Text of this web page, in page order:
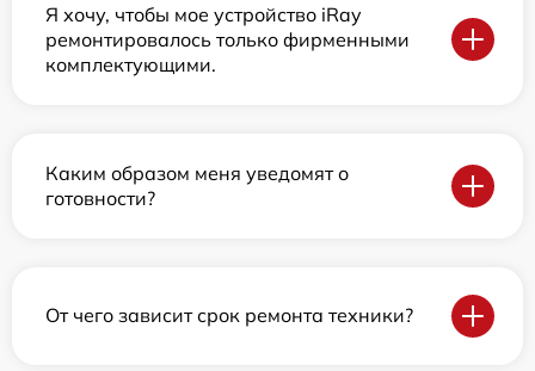
Я хочу, чтобы мое устройство iRay
ремонтировалось только фирменными
комплектующими.
Каким образом меня уведомят о
готовности?
От чего зависит срок ремонта техники?